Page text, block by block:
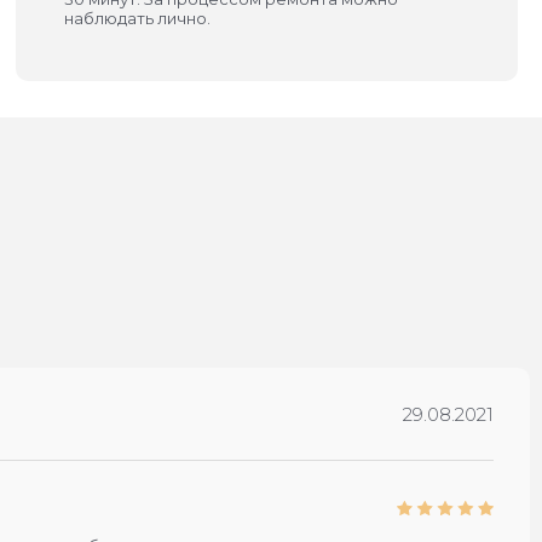
наблюдать лично.
29.08.2021